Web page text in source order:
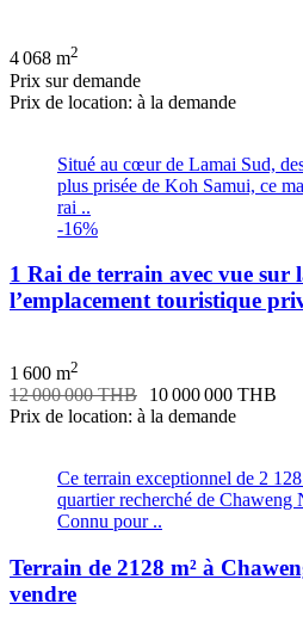
4 068 m2
Prix ​​sur demande
Prix de location: à la demande
Situé au cœur de Lamai Sud,
plus prisée de Koh Samui, ce
rai ..
-16%
1 Rai de terrain avec vue sur
l’emplacement touristique
1 600 m2
12 000 000 THB
10 000 000 THB
Prix de location: à la demande
Ce terrain exceptionnel de 2
quartier recherché de Chaweng
Connu pour ..
Terrain de 2128 m² à
vendre